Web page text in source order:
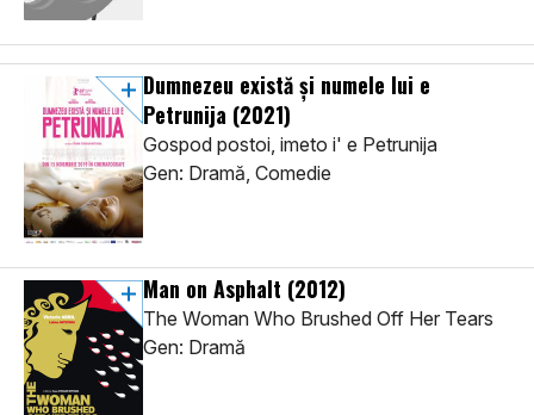
Dumnezeu există și numele lui e
Petrunija (2021)
Gospod postoi, imeto i' e Petrunija
Gen: Dramă, Comedie
Man on Asphalt (2012)
The Woman Who Brushed Off Her Tears
Gen: Dramă